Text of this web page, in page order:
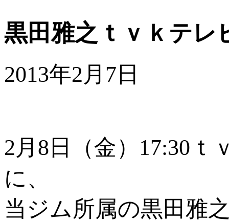
黒田雅之ｔｖｋテレ
2013年2月7日
2月8日（金）17:30ｔ
に、
当ジム所属の黒田雅